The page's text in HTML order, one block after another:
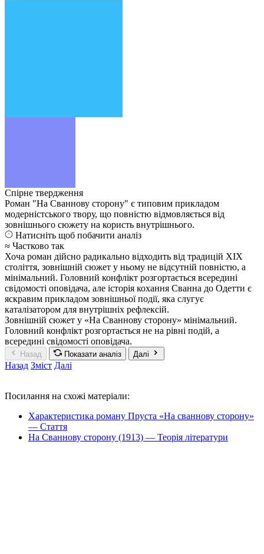
Спірне твердження
Роман "На Сваннову сторону" є типовим прикладом
модерністського твору, що повністю відмовляється від
зовнішнього сюжету на користь внутрішнього.
Натисніть щоб побачити аналіз
≈ Частково так
Хоча роман дійсно радикально відходить від традицій XIX
століття, зовнішній сюжет у ньому не відсутній повністю, а
мінімальний. Головний конфлікт розгортається всередині
свідомості оповідача, але історія кохання Сванна до Одетти є
яскравим прикладом зовнішньої події, яка слугує
каталізатором для внутрішніх рефлексій.
Зовнішній сюжет у «На Сваннову сторону» мінімальний.
Головний конфлікт розгортається не на рівні подій, а
всередині свідомості оповідача.
Назад Показати аналіз Далі
Назад Зміст Далі
Посилання на схожі матеріали:
Характеристика роману Пруста «На сваннову сторону»
— Стаття
На Сваннову сторону (1913) — Теорія літератури